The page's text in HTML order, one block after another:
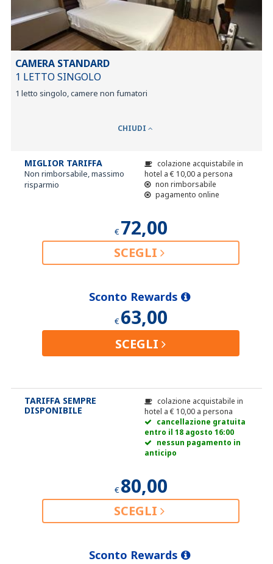
CAMERA STANDARD
1 LETTO SINGOLO
1 letto singolo, camere non fumatori
CHIUDI
MIGLIOR TARIFFA
Non rimborsabile, massimo
risparmio
colazione acquistabile in
hotel a€ 10,00 a persona
non rimborsabile
pagamento online
€ 72,00
SCEGLI
Sconto Rewards
€ 63,00
SCEGLI
TARIFFA SEMPRE
DISPONIBILE
colazione acquistabile in
hotel a€ 10,00 a persona
cancellazione gratuita
entro il 18 agosto 16:00
nessun pagamento in
anticipo
€ 80,00
SCEGLI
Sconto Rewards